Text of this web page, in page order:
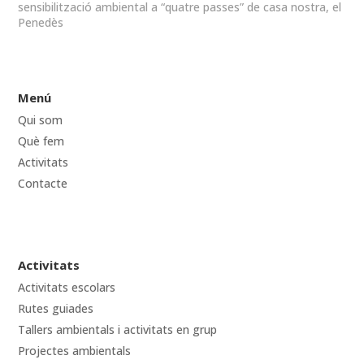
sensibilització ambiental a “quatre passes” de casa nostra, el
Penedès
Menú
Qui som
Què fem
Activitats
Contacte
Activitats
Activitats escolars
Rutes guiades
Tallers ambientals i activitats en grup
Projectes ambientals